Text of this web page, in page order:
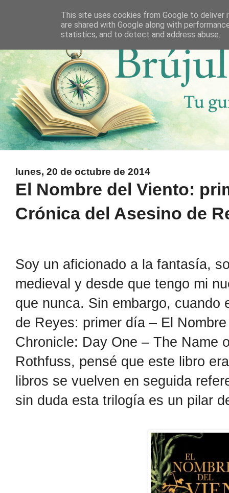
lunes, 20 de octubre de 2014
El Nombre del Viento:
Crónica del Asesino de
Soy un aficionado a la fantasía,
medieval y desde que tengo mi
que nunca. Sin embargo, cuando
de Reyes: primer día – El
Chronicle: Day One – The Name
Rothfuss, pensé que este libro
libros se vuelven en seguida
sin duda esta trilogía es un pilar
This site uses cookies from Google to deliver
are shared with Google along with
statistics, and to detect and address abuse.